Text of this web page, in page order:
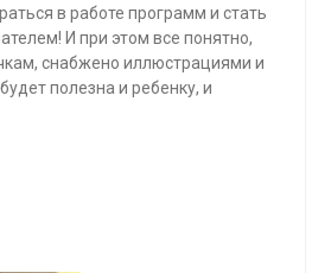
в работе программ и стать
И при этом все понятно,
снабжено иллюстра­циями и
полезна и ребенку, и